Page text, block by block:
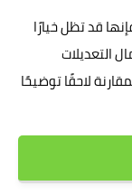
قد تظل خيارًا
التعديلات
لاحقًا توضيحًا